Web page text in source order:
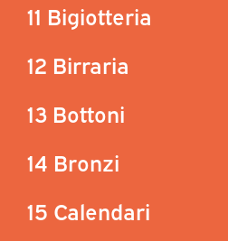
11 Bigiotteria
12 Birraria
13 Bottoni
14 Bronzi
15 Calendari